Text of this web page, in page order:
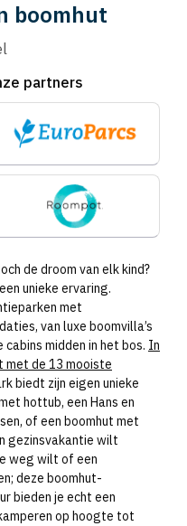
boomhut
partners
de droom van elk kind?
unieke ervaring.
met
van luxe boomvilla’s
midden in het bos. In
met de 13 mooiste
biedt zijn eigen unieke
hottub, een Hans en
of een boomhut met
gezinsvakantie wilt
weg wilt of een
deze boomhut-
bieden je echt een
op hoogte tot